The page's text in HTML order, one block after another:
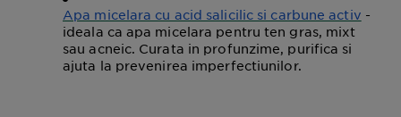
Apa micelara cu acid salicilic si carbune activ -
ideala ca apa micelara pentru ten gras, mixt
sau acneic. Curata in profunzime, purifica si
ajuta la prevenirea imperfectiunilor.